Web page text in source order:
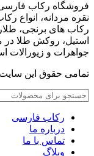
فروشگاه رکاب فارسی
نقره مردانه، انواع
رکاب های برنجی،
استیل، روکش طلا در
جواهرات و زیورالات
تمامی حقوق این
رکاب فارسی
درباره ما
تماس با ما
وبلاگ